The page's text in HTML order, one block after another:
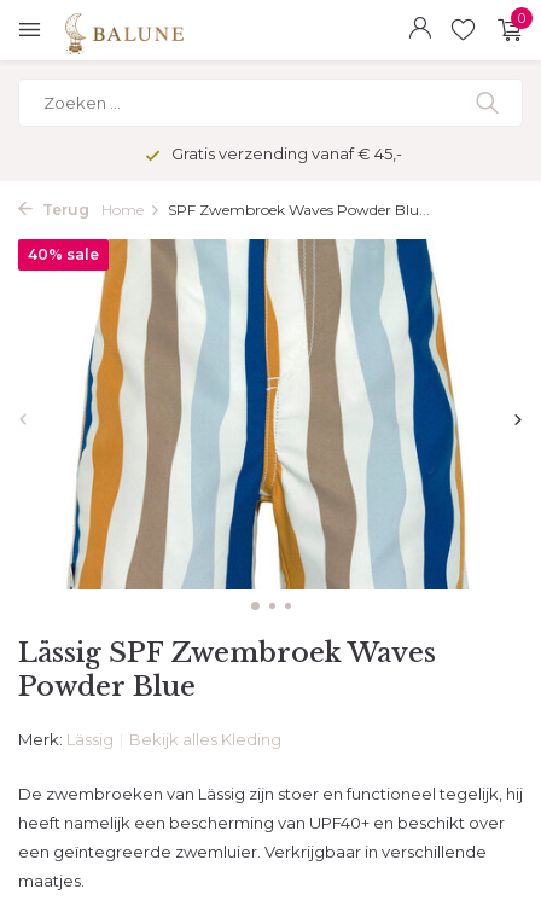
0
Gratis verzending vanaf € 45,-
Terug Home SPF Zwembroek Waves Powder Blu...
Lässig SPF Zwembroek Waves
Powder Blue
40% sale
Merk: Lässig Bekijk alles Kleding
De zwembroeken van Lässig zijn stoer en functioneel tegelijk, hij
heeft namelijk een bescherming van UPF40+ en beschikt over
een geïntegreerde zwemluier. Verkrijgbaar in verschillende
maatjes.